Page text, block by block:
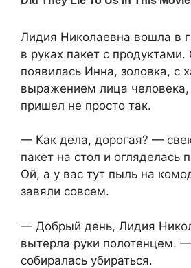
Лидия Николаевна вошла в
в руках пакет с
появилась Инна, золовка, с
выражением лица человека,
пришел не просто так.
— Как дела, дорогая? —
пакет на стол и огляделась
Ой, а у вас тут пыль на
завяли совсем.
— Добрый день, Лидия
вытерла руки полотенцем.
собиралась убираться.